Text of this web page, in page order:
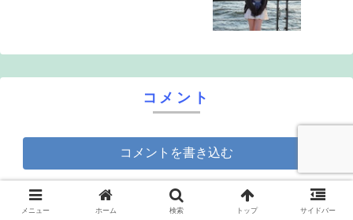
コメント
コメントを書き込む
メニュー ホーム 検索 トップ サイドバー